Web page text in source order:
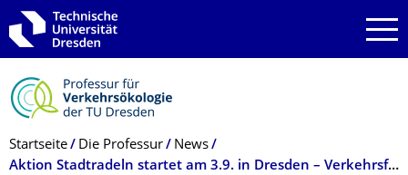
Zur Hauptnavigation springen
Zur Suche springen
Zum Inhalt springen
Breadcrumb-Menü
Startseite Die Professur
News
Aktion Stadtradeln startet am 3.9. in Dresden – Verkehrsforschende der TU Dresden bereiten Radverkehrsdaten für Kommunen auf